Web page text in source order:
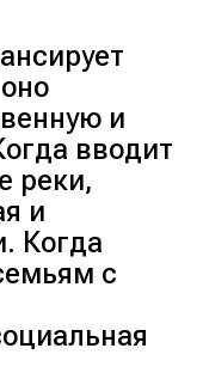
и
вводит
реки,
и
Когда
с